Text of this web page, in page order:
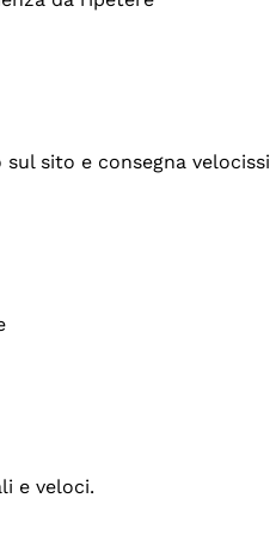
sito e consegna
e veloci.